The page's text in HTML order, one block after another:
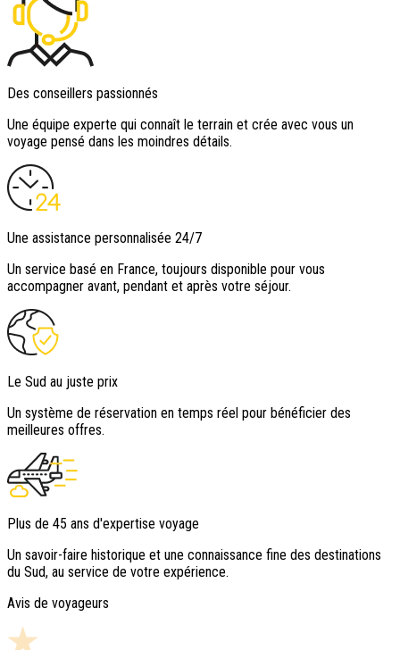
Des conseillers passionnés
Une équipe experte qui connaît le terrain et crée avec vous un
voyage pensé dans les moindres détails.
Une assistance personnalisée 24/7
Un service basé en France, toujours disponible pour vous
accompagner avant, pendant et après votre séjour.
Le Sud au juste prix
Un système de réservation en temps réel pour bénéficier des
meilleures offres.
Plus de 45 ans d'expertise voyage
Un savoir-faire historique et une connaissance fine des destinations
du Sud, au service de votre expérience.
Avis de voyageurs